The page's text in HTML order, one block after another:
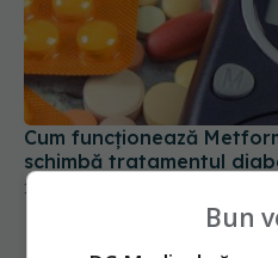
Cum funcționează
schimbă tratamentul
13 mai 2026, 14:13
Bun